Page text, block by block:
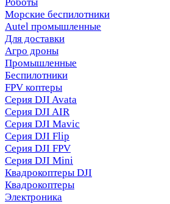
Роботы
Морские беспилотники
Autel промышленные
Для доставки
Агро дроны
Промышленные
Беспилотники
FPV коптеры
Серия DJI Avata
Серия DJI AIR
Серия DJI Mavic
Серия DJI Flip
Серия DJI FPV
Серия DJI Mini
Квадрокоптеры DJI
Квадрокоптеры
Электроника